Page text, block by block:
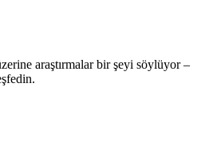
araştırmalar bir şeyi söylüyor –